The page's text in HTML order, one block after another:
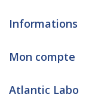
Informations
Mon compte
Atlantic Labo